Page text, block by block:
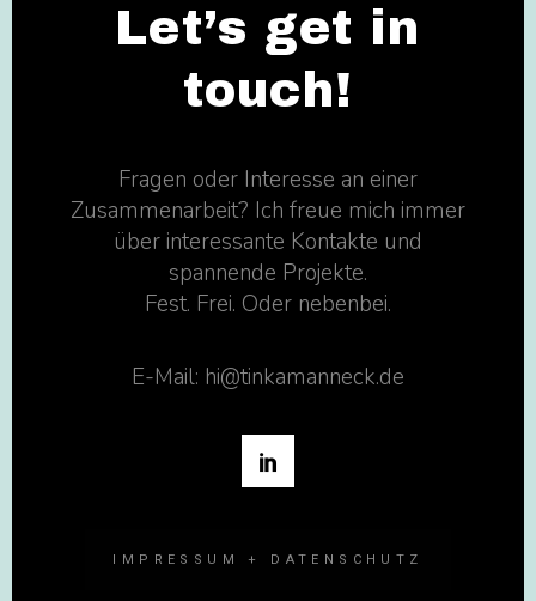
Let’s get in
touch!
Fragen oder Interesse an einer
Zusammenarbeit? Ich freue mich immer
über interessante Kontakte und
spannende Projekte.
Fest. Frei. Oder nebenbei.
E-Mail: hi@tinkamanneck.de
IMPRESSUM + DATENSCHUTZ